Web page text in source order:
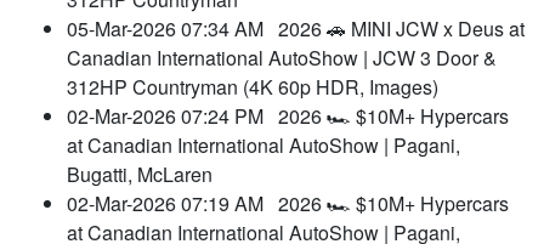
05-Mar-2026 07:34 AM 2026 🚗 MINI JCW x Deus at
Canadian International AutoShow | JCW 3 Door &
312HP Countryman (4K 60p HDR, Images)
02-Mar-2026 07:24 PM 2026 🏎️ $10M+ Hypercars
at Canadian International AutoShow | Pagani,
Bugatti, McLaren
02-Mar-2026 07:19 AM 2026 🏎️ $10M+ Hypercars
at Canadian International AutoShow | Pagani,